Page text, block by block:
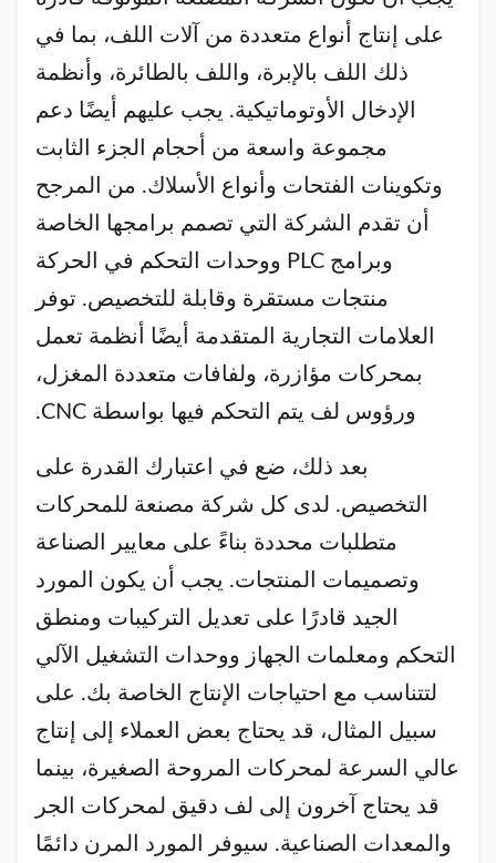
على إنتاج أنواع متعددة من آلات اللف، بما في
ذلك اللف بالإبرة، واللف بالطائرة، وأنظمة
الإدخال الأوتوماتيكية. يجب عليهم أيضًا دعم
مجموعة واسعة من أحجام الجزء الثابت
وتكوينات الفتحات وأنواع الأسلاك. من المرجح
أن تقدم الشركة التي تصمم برامجها الخاصة
وبرامج PLC ووحدات التحكم في الحركة
منتجات مستقرة وقابلة للتخصيص. توفر
العلامات التجارية المتقدمة أيضًا أنظمة تعمل
بمحركات مؤازرة، ولفافات متعددة المغزل،
ورؤوس لف يتم التحكم فيها بواسطة CNC.
بعد ذلك، ضع في اعتبارك القدرة على
التخصيص. لدى كل شركة مصنعة للمحركات
متطلبات محددة بناءً على معايير الصناعة
وتصميمات المنتجات. يجب أن يكون المورد
الجيد قادرًا على تعديل التركيبات ومنطق
التحكم ومعلمات الجهاز ووحدات التشغيل الآلي
لتتناسب مع احتياجات الإنتاج الخاصة بك. على
سبيل المثال، قد يحتاج بعض العملاء إلى إنتاج
عالي السرعة لمحركات المروحة الصغيرة، بينما
قد يحتاج آخرون إلى لف دقيق لمحركات الجر
والمعدات الصناعية. سيوفر المورد المرن دائمًا